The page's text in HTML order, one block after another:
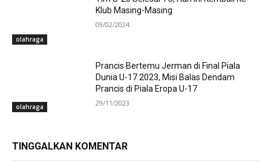
olahraga
Klub Masing-Masing
09/02/2024
olahraga
Prancis Bertemu Jerman di Final Piala
Dunia U-17 2023, Misi Balas Dendam
Prancis di Piala Eropa U-17
29/11/2023
TINGGALKAN KOMENTAR